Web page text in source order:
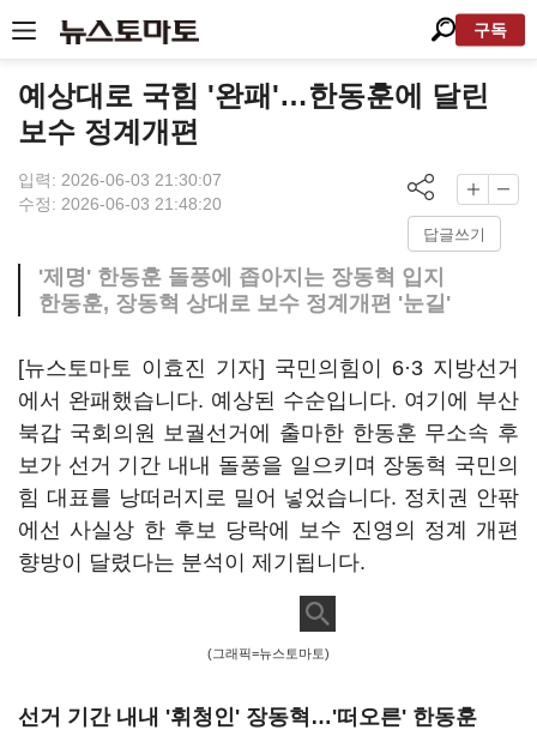
구독
예상대로 국힘 '완패'…한동훈에 달린
보수 정계개편
입력: 2026-06-03 21:30:07
수정: 2026-06-03 21:48:20
답글쓰기
'제명' 한동훈 돌풍에 좁아지는 장동혁 입지
한동훈, 장동혁 상대로 보수 정계개편 '눈길'
[뉴스토마토 이효진 기자] 국민의힘이 6·3 지방선거
에서 완패했습니다. 예상된 수순입니다. 여기에 부산
북갑 국회의원 보궐선거에 출마한 한동훈 무소속 후
보가 선거 기간 내내 돌풍을 일으키며 장동혁 국민의
힘 대표를 낭떠러지로 밀어 넣었습니다. 정치권 안팎
에선 사실상 한 후보 당락에 보수 진영의 정계 개편
향방이 달렸다는 분석이 제기됩니다.
(그래픽=뉴스토마토)
선거 기간 내내 '휘청인' 장동혁…'떠오른' 한동훈